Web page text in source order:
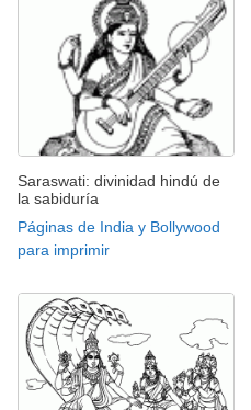
Saraswati: divinidad hindú de
la sabiduría
Páginas de India y Bollywood
para imprimir